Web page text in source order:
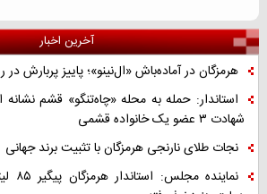
آخرین اخبار
هرمزگان در آماده‌باش «ال‌نینو»؛ پاییز پربارش
استاندار: حمله به محله «چاه‌تنگو» قشم
شهادت ۳ عضو یک خانواده قشمی
نجات طلای نارنجی هرمزگان با تثبیت برند جهانی